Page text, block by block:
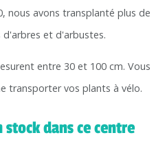
nous avons transplanté plus de
d'arbres et d'arbustes.
entre 30 et 100 cm. Vous
transporter vos plants à vélo.
stock dans ce centre